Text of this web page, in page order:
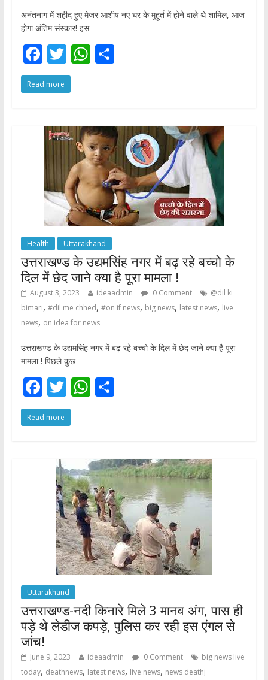
अनंतनाग में शहीद हुए मेजर आशीष नए घर के मुहूर्त में होने वाले थे शामिल, आज
होगा अंतिम संस्कार! इस
F
ac
e
o
o
k
T
w
itt
W
A
p
p
S
Read more
Health Uttarakhand
उत्तराखण्ड के उद्यमसिंह नगर में बढ़ रहे बच्चो के
दिल में छेद जाने क्या है पूरा मामला !
August 3, 2023 ideaadmin 0 Comment
@dil ki
bimari, #dil me chhed, #on if news, big news, latest news, live
news, on idea for news
उत्तराखण्ड के उद्यमसिंह नगर में बढ़ रहे बच्चो के दिल में छेद जाने क्या है पूरा
मामला ! पिछले कुछ
F
ac
e
T
w
itt
W
A
p
p
S
Read more
Uttarakhand
उत्तराखण्ड-नदी किनारे मिले 3 मानव अंग, पास ही
पड़े थे लेडीज कपड़े, पुलिस कर रही इस एंगल से
जांच!
June 9, 2023 ideaadmin 0 Comment
big news live
today, deathnews, latest news, live news, news deathj